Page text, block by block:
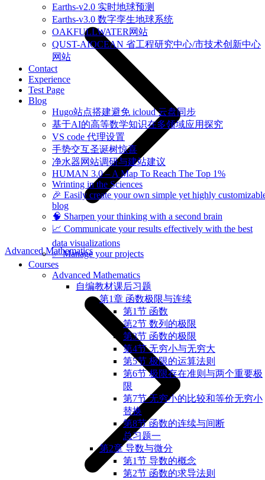
Earths-v2.0 实时地球预测
Earths-v3.0 数字孪生地球系统
OAKFULLWATER网站
QUST-AIOCEAN 省工程研究中心/市技术创新中心
网站
Contact
Experience
Test Page
Blog
Hugo站点搭建避免 icloud 云盘同步
基于AI的高等数学知识在多领域应用探究
VS code 代理设置
手势交互圣诞树惊喜
净水器网站调研与建站建议
HUMAN 3.0 – A Map To Reach The Top 1%
Wrinting in the Sciences
🎉 Easily create your own simple yet highly
blog
🧠 Sharpen your thinking with a second brain
📈 Communicate your results effectively with the best
data visualizations
✅ Manage your projects
Courses
Advanced Mathematics
自编教材课后习题
第1章 函数极限与连续
第1节 函数
第2节 数列的极限
第3节 函数的极限
第4节 无穷小与无穷大
第5节 极限的运算法则
第6节 极限存在准则与两个重要极
限
第7节 无穷小的比较和等价无穷小
替换
第8节 函数的连续与间断
总习题一
第2章 导数与微分
第1节 导数的概念
第2节 函数的求导法则
Advanced Mathematics